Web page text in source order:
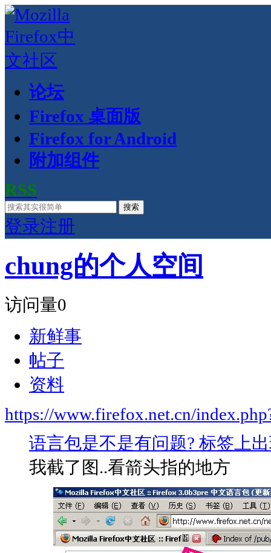
论坛
Firefox 桌面版
Firefox for Android
附加组件
RSS
搜索
登录注册
chung的个人空间
访问量0
新鲜事
帖子
资料
https://www.firefox.net.cn/
语言包是不是有问题? 标签上
我截了图..看箭头指的地方